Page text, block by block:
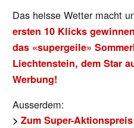
Das heisse Wetter macht
ersten 10 Klicks
das «supergeile»
Liechtenstein, dem Star
Werbung!
Ausserdem:
> Zum Super-